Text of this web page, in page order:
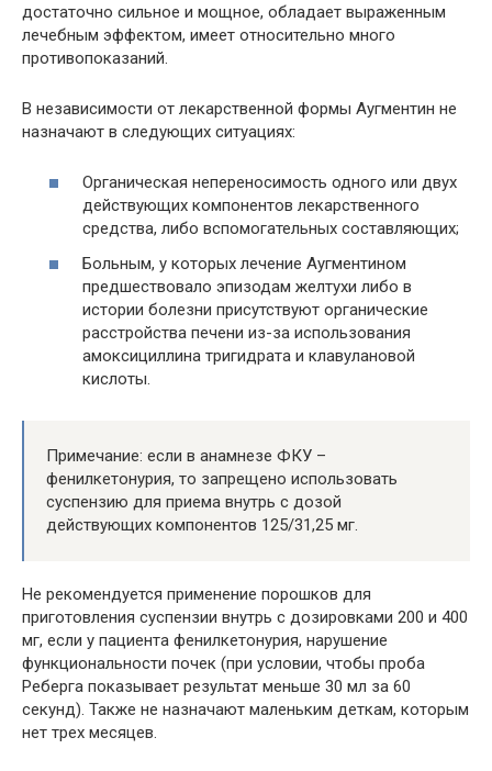
достаточно сильное и мощное, обладает выраженным
лечебным эффектом, имеет относительно много
противопоказаний.
В независимости от лекарственной формы Аугментин не
назначают в следующих ситуациях:
Органическая непереносимость одного или двух
действующих компонентов лекарственного
средства, либо вспомогательных составляющих;
Больным, у которых лечение Аугментином
предшествовало эпизодам желтухи либо в
истории болезни присутствуют органические
расстройства печени из-за использования
амоксициллина тригидрата и клавулановой
кислоты.
Примечание: если в анамнезе ФКУ –
фенилкетонурия, то запрещено использовать
суспензию для приема внутрь с дозой
действующих компонентов 125/31,25 мг.
Не рекомендуется применение порошков для
приготовления суспензии внутрь с дозировками 200 и 400
мг, если у пациента фенилкетонурия, нарушение
функциональности почек (при условии, чтобы проба
Реберга показывает результат меньше 30 мл за 60
секунд). Также не назначают маленьким деткам, которым
нет трех месяцев.